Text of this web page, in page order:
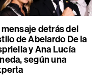
mensaje detrás del
de Abelardo De la
y Ana Lucía
según una